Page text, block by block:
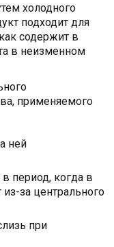
холодного
подходит для
содержит в
в неизменном
применяемого
ней
период, когда в
за центрального
при